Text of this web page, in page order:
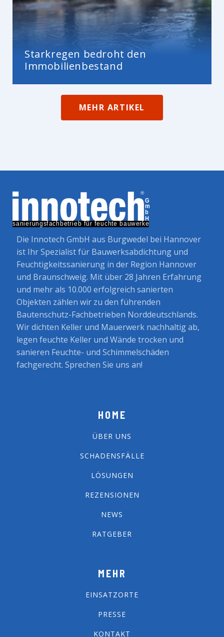
Starkregen bedroht den
Immobilienbestand
MEHR ARTIKEL
Die Innotech GmbH aus Burgwedel bei Hannover
ist Ihr Spezialist für Bauwerksabdichtung und
Feuchtigkeitssanierung in der Region Hannover
und Braunschweig. Mit über 28 Jahren Erfahrung
und mehr als 10.000 erfolgreich sanierten
Objekten zählen wir zu den führenden
Bautenschutz-Fachbetrieben Norddeutschlands.
Wir dichten Keller und Mauerwerk nachhaltig ab,
legen feuchte Keller und Wände trocken und
sanieren Feuchte- und Schimmelschäden
fachgerecht. Sprechen Sie uns an!
HOME
ÜBER UNS
SCHADENSFÄLLE
LÖSUNGEN
REZENSIONEN
NEWS
RATGEBER
MEHR
EINSATZORTE
PRESSE
KONTAKT